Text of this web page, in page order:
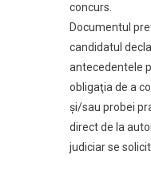
concurs.
Documentul
candidatul
antecedentele
obligaţia de a
şi/sau probei
direct de la
judiciar se